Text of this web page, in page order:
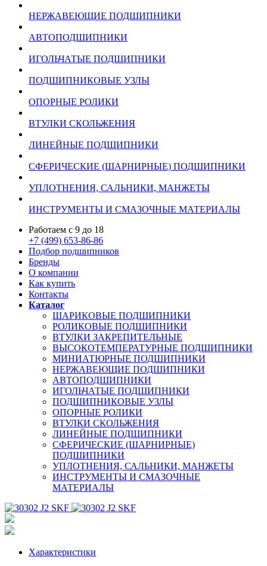
НЕРЖАВЕЮЩИЕ ПОДШИПНИКИ
АВТОПОДШИПНИКИ
ИГОЛЬЧАТЫЕ ПОДШИПНИКИ
ПОДШИПНИКОВЫЕ УЗЛЫ
ОПОРНЫЕ РОЛИКИ
ВТУЛКИ СКОЛЬЖЕНИЯ
ЛИНЕЙНЫЕ ПОДШИПНИКИ
СФЕРИЧЕСКИЕ (ШАРНИРНЫЕ) ПОДШИПНИКИ
УПЛОТНЕНИЯ, САЛЬНИКИ, МАНЖЕТЫ
ИНСТРУМЕНТЫ И СМАЗОЧНЫЕ МАТЕРИАЛЫ
Работаем с 9 до 18
+7 (499) 653-86-86
Подбор подшипников
Бренды
О компании
Как купить
Контакты
Каталог
ШАРИКОВЫЕ ПОДШИПНИКИ
РОЛИКОВЫЕ ПОДШИПНИКИ
ВТУЛКИ ЗАКРЕПИТЕЛЬНЫЕ
ВЫСОКОТЕМПЕРАТУРНЫЕ ПОДШИПНИКИ
МИНИАТЮРНЫЕ ПОДШИПНИКИ
НЕРЖАВЕЮЩИЕ ПОДШИПНИКИ
АВТОПОДШИПНИКИ
ИГОЛЬЧАТЫЕ ПОДШИПНИКИ
ПОДШИПНИКОВЫЕ УЗЛЫ
ОПОРНЫЕ РОЛИКИ
ВТУЛКИ СКОЛЬЖЕНИЯ
ЛИНЕЙНЫЕ ПОДШИПНИКИ
СФЕРИЧЕСКИЕ (ШАРНИРНЫЕ)
ПОДШИПНИКИ
УПЛОТНЕНИЯ, САЛЬНИКИ, МАНЖЕТЫ
ИНСТРУМЕНТЫ И СМАЗОЧНЫЕ
МАТЕРИАЛЫ
Характеристики